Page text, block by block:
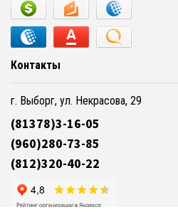
Контакты
г. Выборг, ул. Некрасова, 29
(81378)3-16-05
(960)280-73-85
(812)320-40-22